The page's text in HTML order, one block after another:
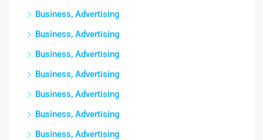
Business, Advertising
Business, Advertising
Business, Advertising
Business, Advertising
Business, Advertising
Business, Advertising
Business, Advertising